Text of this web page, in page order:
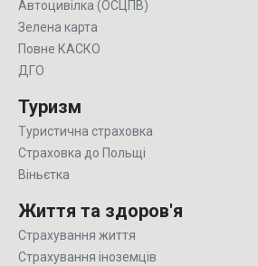
Автоцивілка (ОСЦПВ)
Зелена карта
Повне КАСКО
ДГО
Туризм
Туристична страховка
Страховка до Польщі
Віньєтка
Життя та здоров'я
Страхування життя
Страхування іноземців